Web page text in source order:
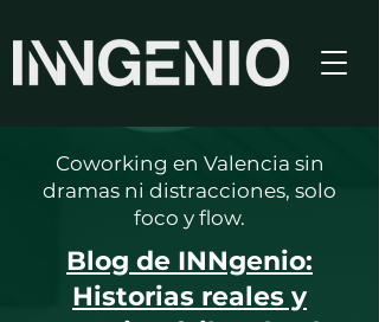
Coworking en Valencia sin
dramas ni distracciones, solo
foco y flow.
Blog de INNgenio:
Historias reales y